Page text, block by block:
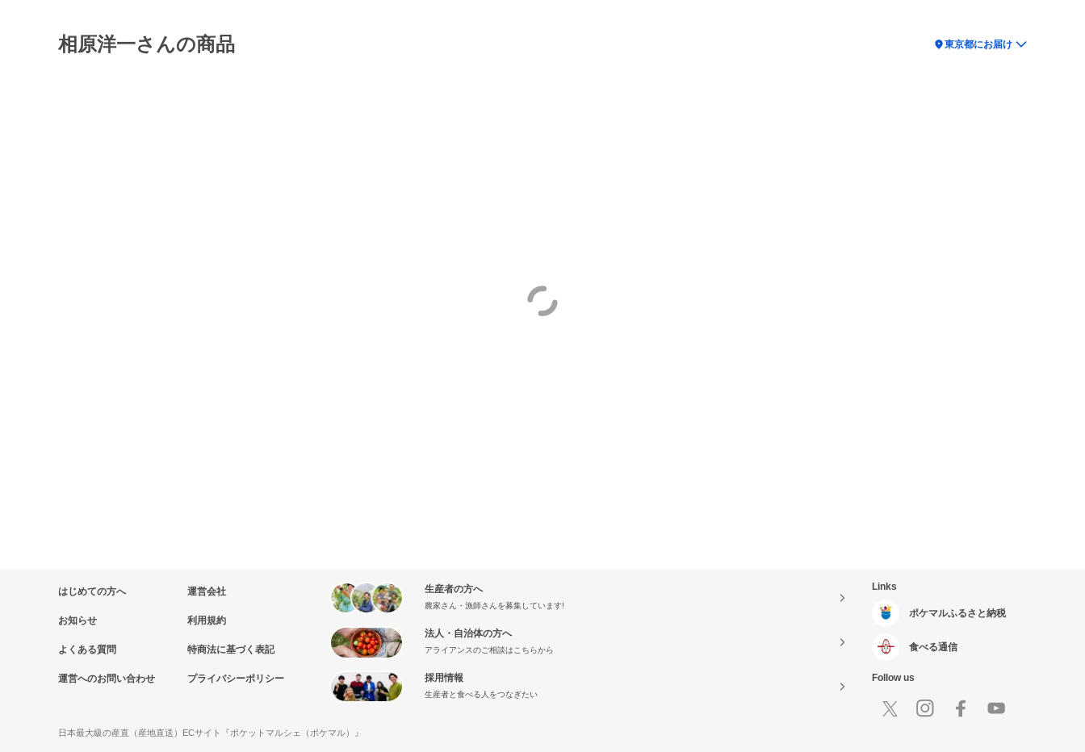
相原洋一さんの商品 location_on東京都にお届け
はじめての方へ
お知らせ
よくある質問
運営へのお問い合わせ
運営会社
利用規約
特商法に基づく表記
プライバシーポリシー
生産者の方へ
農家さん・漁師さんを募集しています!
法人・自治体の方へ
アライアンスのご相談はこちらから
採用情報
生産者と食べる人をつなぎたい
Links
ポケマルふるさと納税
食べる通信
Follow us
日本最大級の産直（産地直送）ECサイト『ポケットマルシェ（ポケマル）』